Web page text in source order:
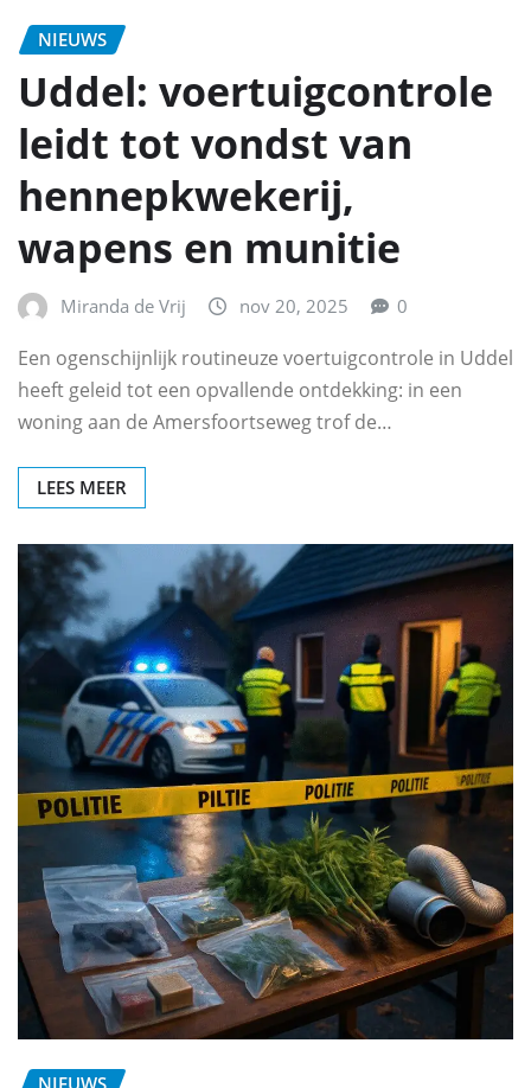
NIEUWS
Uddel: voertuigcontrole
leidt tot vondst van
hennepkwekerij,
wapens en munitie
Miranda de Vrij nov 20, 2025 0
Een ogenschijnlijk routineuze voertuigcontrole in Uddel
heeft geleid tot een opvallende ontdekking: in een
woning aan de Amersfoortseweg trof de…
LEES MEER
NIEUWS